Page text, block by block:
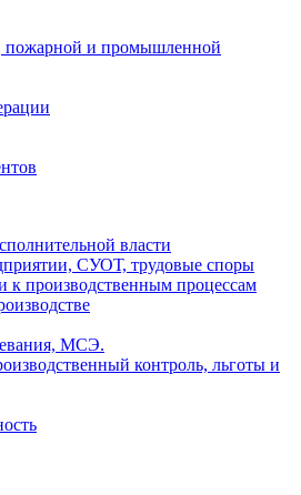
пожарной и промышленной
власти
СУОТ, трудовые споры
к производственным процессам
МСЭ.
контроль, льготы и